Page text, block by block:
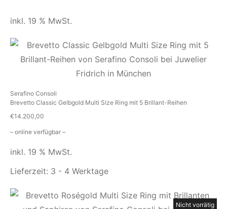
inkl. 19 % MwSt.
Serafino Consoli
Brevetto Classic Gelbgold Multi Size Ring mit 5 Brillant-Reihen
€14.200,00
– online verfügbar –
inkl. 19 % MwSt.
Lieferzeit: 3 - 4 Werktage
Nicht vorrätig